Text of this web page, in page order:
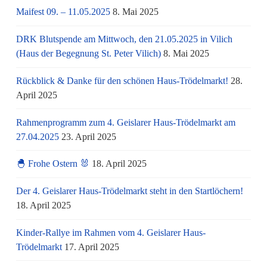
Maifest 09. – 11.05.2025 8. Mai 2025
DRK Blutspende am Mittwoch, den 21.05.2025 in Vilich
(Haus der Begegnung St. Peter Vilich) 8. Mai 2025
Rückblick & Danke für den schönen Haus-Trödelmarkt! 28.
April 2025
Rahmenprogramm zum 4. Geislarer Haus-Trödelmarkt am
27.04.2025 23. April 2025
🐣 Frohe Ostern 🐰 18. April 2025
Der 4. Geislarer Haus-Trödelmarkt steht in den Startlöchern!
18. April 2025
Kinder-Rallye im Rahmen vom 4. Geislarer Haus-
Trödelmarkt 17. April 2025